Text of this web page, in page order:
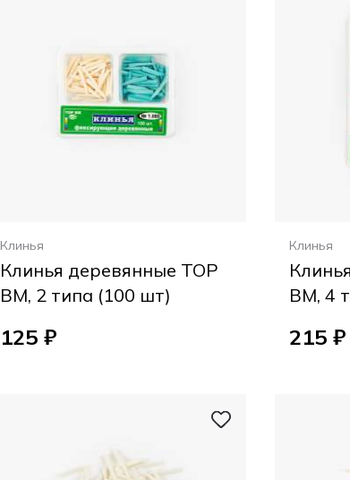
Клинья
Клинья деревянные ТОР
ВМ, 2 типа (100 шт)
125 ₽
Клинья
ВМ, 4
215 ₽